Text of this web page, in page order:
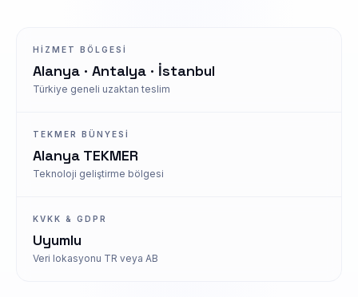
HIZMET BÖLGESI
Alanya · Antalya · İstanbul
Türkiye geneli uzaktan teslim
TEKMER BÜNYESI
Alanya TEKMER
Teknoloji geliştirme bölgesi
KVKK & GDPR
Uyumlu
Veri lokasyonu TR veya AB